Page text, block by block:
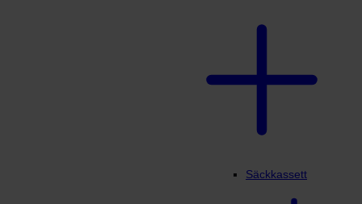
Säckkassett